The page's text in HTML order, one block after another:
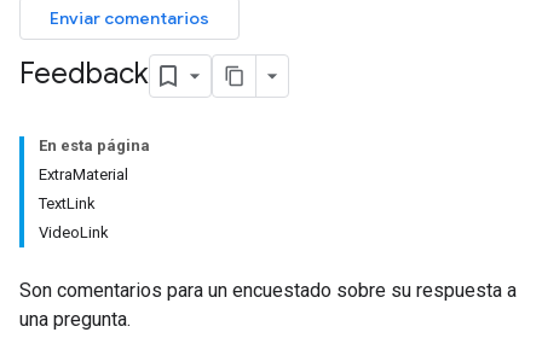
Enviar comentarios
Feedback
En esta página
ExtraMaterial
TextLink
VideoLink
Son comentarios para un encuestado sobre su respuesta a
una pregunta.